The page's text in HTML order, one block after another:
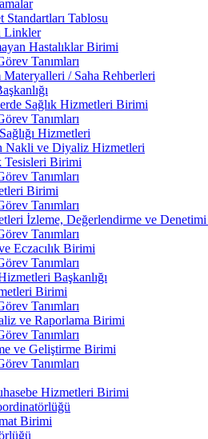
Standartları Tablosu
Linkler
Hastalıklar Birimi
Tanımları
/ Saha Rehberleri
Sağlık Hizmetleri Birimi
Tanımları
Hizmetleri
Nakli ve Diyaliz Hizmetleri
Tesisleri Birimi
Tanımları
Birimi
Tanımları
İzleme, Değerlendirme ve
Tanımları
Eczacılık Birimi
Tanımları
Başkanlığı
Birimi
Tanımları
ve Raporlama Birimi
Tanımları
ve Geliştirme Birimi
Tanımları
Hizmetleri Birimi
Birimi